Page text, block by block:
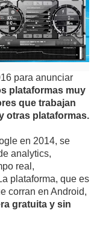
para anunciar
plataformas muy
que trabajan
otras plataformas.
en 2014, se
analytics,
real,
plataforma, que es
corran en Android,
gratuita y sin